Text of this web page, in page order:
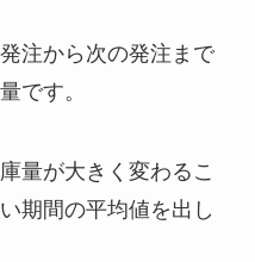
注から次の発注まで
です。
量が大きく変わるこ
期間の平均値を出し